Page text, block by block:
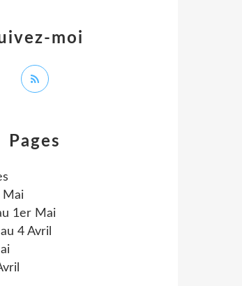
Pages
Mai
1er Mai
4 Avril
moi